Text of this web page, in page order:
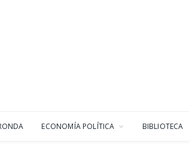
ECONOMÍA POLÍTICA BIBLIOTECA